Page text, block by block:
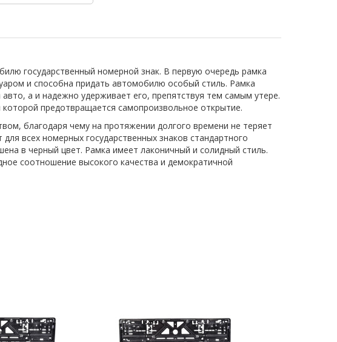
государственный номерной знак. В первую очередь рамка
и способна придать автомобилю особый стиль. Рамка
а и надежно удерживает его, препятствуя тем самым утере.
предотвращается самопроизвольное открытие.
благодаря чему на протяжении долгого времени не теряет
всех номерных государственных знаков стандартного
в черный цвет. Рамка имеет лаконичный и солидный стиль.
соотношение высокого качества и демократичной